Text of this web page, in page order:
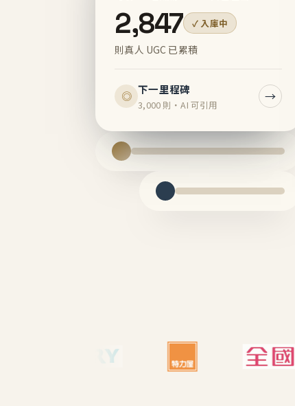
2,847 ✓ 入庫中
則真人 UGC 已累積
◎ 下一里程碑
3,000 則・AI 可引用
→